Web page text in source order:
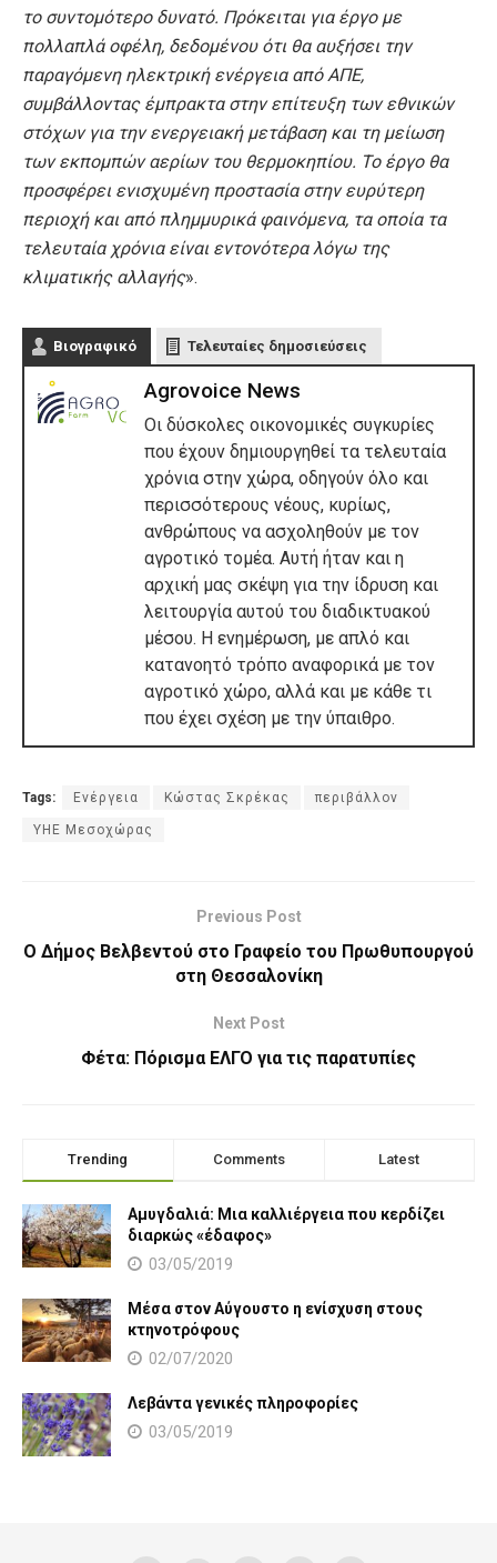
το συντομότερο δυνατό. Πρόκειται για έργο με
πολλαπλά οφέλη, δεδομένου ότι θα αυξήσει την
παραγόμενη ηλεκτρική ενέργεια από ΑΠΕ,
συμβάλλοντας έμπρακτα στην επίτευξη των εθνικών
στόχων για την ενεργειακή μετάβαση και τη μείωση
των εκπομπών αερίων του θερμοκηπίου. Το έργο θα
προσφέρει ενισχυμένη προστασία στην ευρύτερη
περιοχή και από πλημμυρικά φαινόμενα, τα οποία τα
τελευταία χρόνια είναι εντονότερα λόγω της
κλιματικής αλλαγής».
Βιογραφικό Τελευταίες δημοσιεύσεις
Agrovoice News
Οι δύσκολες οικονομικές συγκυρίες
που έχουν δημιουργηθεί τα τελευταία
χρόνια στην χώρα, οδηγούν όλο και
περισσότερους νέους, κυρίως,
ανθρώπους να ασχοληθούν με τον
αγροτικό τομέα. Αυτή ήταν και η
αρχική μας σκέψη για την ίδρυση και
λειτουργία αυτού του διαδικτυακού
μέσου. Η ενημέρωση, με απλό και
κατανοητό τρόπο αναφορικά με τον
αγροτικό χώρο, αλλά και με κάθε τι
που έχει σχέση με την ύπαιθρο.
Tags: Ενέργεια Κώστας Σκρέκας περιβάλλον
ΥΗΕ Μεσοχώρας
Previous Post
Ο Δήμος Βελβεντού στο Γραφείο του Πρωθυπουργού
στη Θεσσαλονίκη
Next Post
Φέτα: Πόρισμα ΕΛΓΟ για τις παρατυπίες
Trending Comments Latest
Αμυγδαλιά: Μια καλλιέργεια που κερδίζει
διαρκώς «έδαφος»
03/05/2019
Μέσα στον Αύγουστο η ενίσχυση στους
κτηνοτρόφους
02/07/2020
Λεβάντα γενικές πληροφορίες
03/05/2019